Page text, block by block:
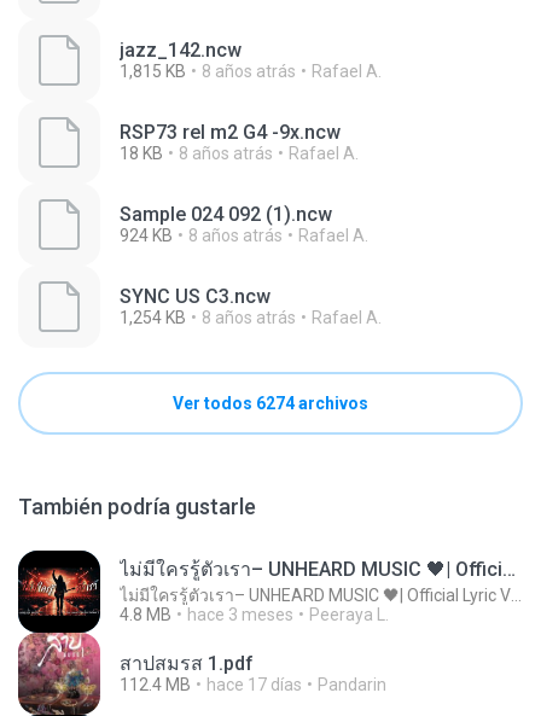
jazz_142.ncw
1,815 KB 8 años atrás Rafael A.
RSP73 rel m2 G4 -9x.ncw
18 KB 8 años atrás Rafael A.
Sample 024 092 (1).ncw
924 KB 8 años atrás Rafael A.
SYNC US C3.ncw
1,254 KB 8 años atrás Rafael A.
Ver todos 6274 archivos
También podría gustarle
ไม่มีใครรู้ตัวเรา– UNHEARD MUSIC 🖤| Official Lyric Video | เพลงสู้ชีวิต
4.8 MB
hace 3 meses Peeraya L.
สาปสมรส 1.pdf
112.4 MB hace 17 días Pandarin